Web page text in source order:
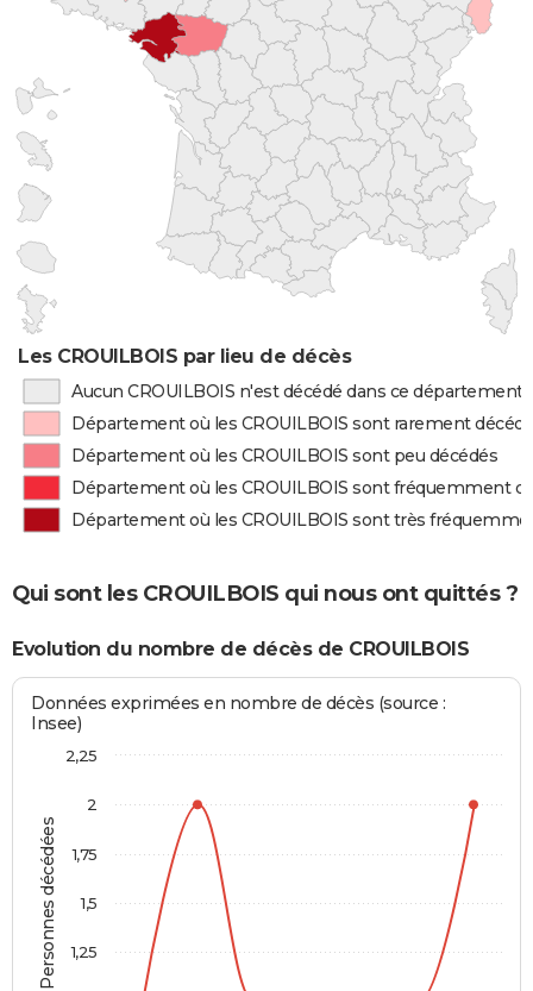
Les CROUILBOIS par lieu de décès
Aucun CROUILBOIS n'est décédé dans ce département
Département où les CROUILBOIS sont rarement
Département où les CROUILBOIS sont peu décédés
Département où les CROUILBOIS sont fréquemment
Département où les CROUILBOIS sont très
Qui sont les CROUILBOIS qui nous ont quittés ?
Evolution du nombre de décès de CROUILBOIS
Personnes décédées
Données exprimées en nombre de décès (source :
Insee)
1,25
1,5
1,75
2
2,25